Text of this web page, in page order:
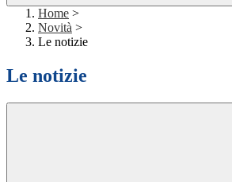
Home >
Novità >
Le notizie
Le notizie